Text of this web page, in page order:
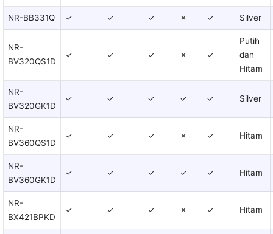
NR-BB331Q ✓ ✓ ✓ ✗ ✓ Silver
NR-
BV320QS1D
✓ ✓ ✓ ✗ ✓
Putih
dan
Hitam
NR-
BV320GK1D
✓ ✓ ✓ ✓ ✓ Silver
NR-
BV360QS1D
✓ ✓ ✓ ✗ ✓ Hitam
NR-
BV360GK1D
✓ ✓ ✓ ✓ ✓ Hitam
NR-
BX421BPKD
✓ ✓ ✓ ✗ ✓ Hitam